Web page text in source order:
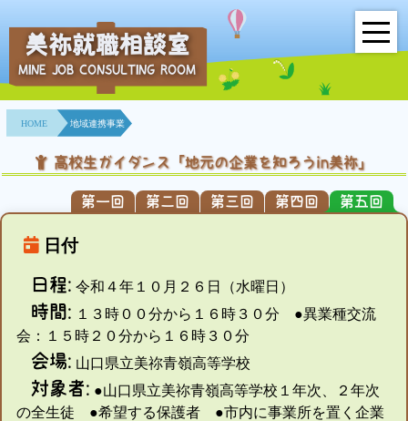
HOME
事業所紹介
就職面接会
地域連携事業
求人情報検索
各種セミナー
美祢就職相談室
MINE JOB CONSULTING ROOM
HOME 地域連携事業
高校生ガイダンス「地元の企業を知ろうin美祢」
第一回 第二回 第三回 第四回 第五回
日付
日程: 令和４年１０月２６日（水曜日）
時間: １３時００分から１６時３０分 ●異業種交流
会：１５時２０分から１６時３０分
会場: 山口県立美祢青嶺高等学校
対象者: ●山口県立美祢青嶺高等学校１年次、２年次
の全生徒 ●希望する保護者 ●市内に事業所を置く企業